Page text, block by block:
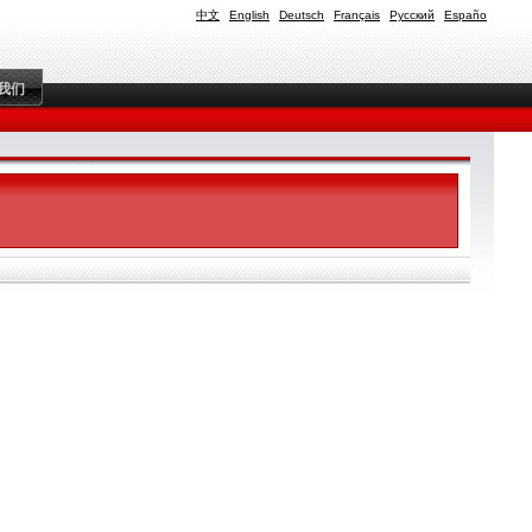
中文 English Deutsch Français Русский Españo
们